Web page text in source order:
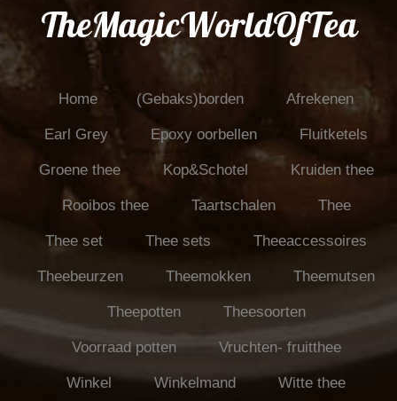
TheMagicWorldOfTea
Home (Gebaks)borden Afrekenen
Earl Grey Epoxy oorbellen Fluitketels
Groene thee Kop&Schotel Kruiden thee
Rooibos thee Taartschalen Thee
Thee set Thee sets Theeaccessoires
Theebeurzen Theemokken Theemutsen
Theepotten Theesoorten
Voorraad potten Vruchten- fruitthee
Winkel Winkelmand Witte thee